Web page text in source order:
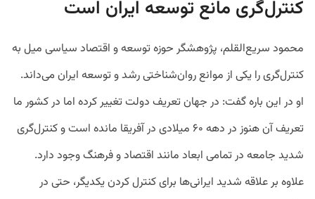
کنترل‌گری مانع توسعه ایران است
محمود سریع‌القلم، پژوهشگر حوزه توسعه و اقتصاد سیاسی میل به
کنترل‌گری را یکی از موانع روان‌شناختی رشد و توسعه ایران می‌داند.
او در این باره گفت: در جهان تعریف دولت تغییر کرده اما در کشور ما
تعریف آن هنوز در دهه ۶۰ میلادی در آفریقا مانده است و کنترل‌گری
شدید جامعه در تمامی ابعاد مانند اقتصاد و فرهنگ وجود دارد.
علاوه بر علاقه شدید ایرانی‌ها برای کنترل کردن یکدیگر، حتی در